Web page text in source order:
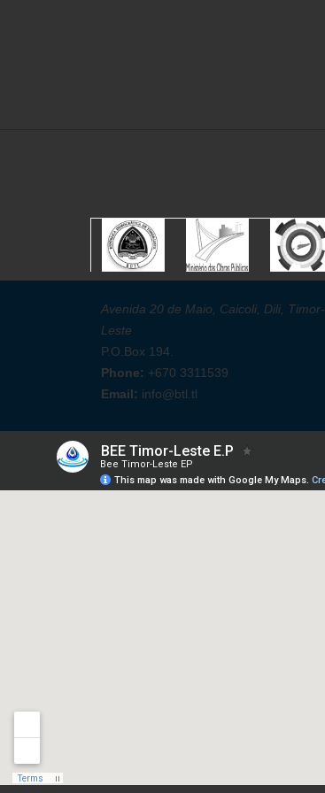
Avenida 20 de Maio, Caicoli, Dili, Timor-
Leste
P.O.Box 194.
Phone: +670 3311539
Email: info@btl.tl